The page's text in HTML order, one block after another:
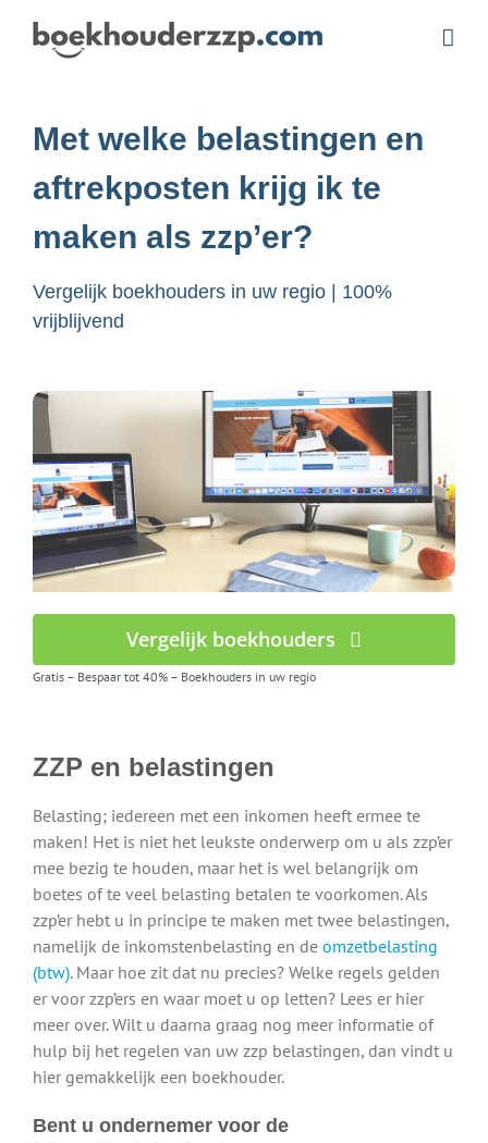
Met welke belastingen en
aftrekposten krijg ik te
maken als zzp’er?
Vergelijk boekhouders in uw regio | 100%
vrijblijvend
Vergelijk boekhouders
Gratis – Bespaar tot 40% – Boekhouders in uw regio
ZZP en belastingen
Belasting; iedereen met een inkomen heeft ermee te
maken! Het is niet het leukste onderwerp om u als zzp’er
mee bezig te houden, maar het is wel belangrijk om
boetes of te veel belasting betalen te voorkomen. Als
zzp’er hebt u in principe te maken met twee belastingen,
namelijk de inkomstenbelasting en de omzetbelasting
(btw). Maar hoe zit dat nu precies? Welke regels gelden
er voor zzp’ers en waar moet u op letten? Lees er hier
meer over. Wilt u daarna graag nog meer informatie of
hulp bij het regelen van uw zzp belastingen, dan vindt u
hier gemakkelijk een boekhouder.
Bent u ondernemer voor de